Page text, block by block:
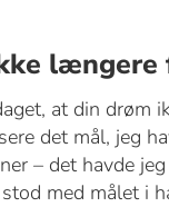
længere
at din drøm
det mål, jeg
– det havde
med målet i